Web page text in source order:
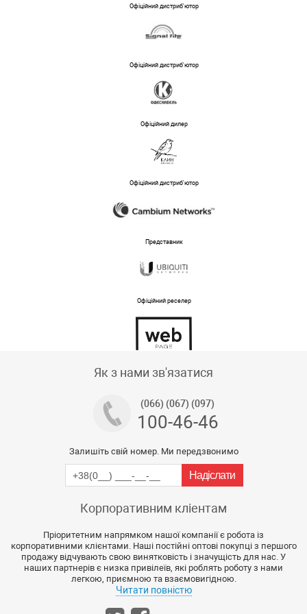
Офіційний дистриб'ютор
Офіційний дистриб'ютор
Офіційний дилер
Офіційний дистриб'ютор
Представник
Офіційний реселер
Як з нами зв'язатися
(066) (067) (097)
100-46-46
Залишіть свій номер. Ми передзвонимо
Корпоративним кліентам
Пріоритетним напрямком нашої компанії є робота із
корпоративними клієнтами. Наші постійні оптові покупці з першого
продажу відчувають свою винятковість і значущість для нас. У
наших партнерів є низка привілеїв, які роблять роботу з нами
легкою, приємною та взаємовигідною.
Читати повністю